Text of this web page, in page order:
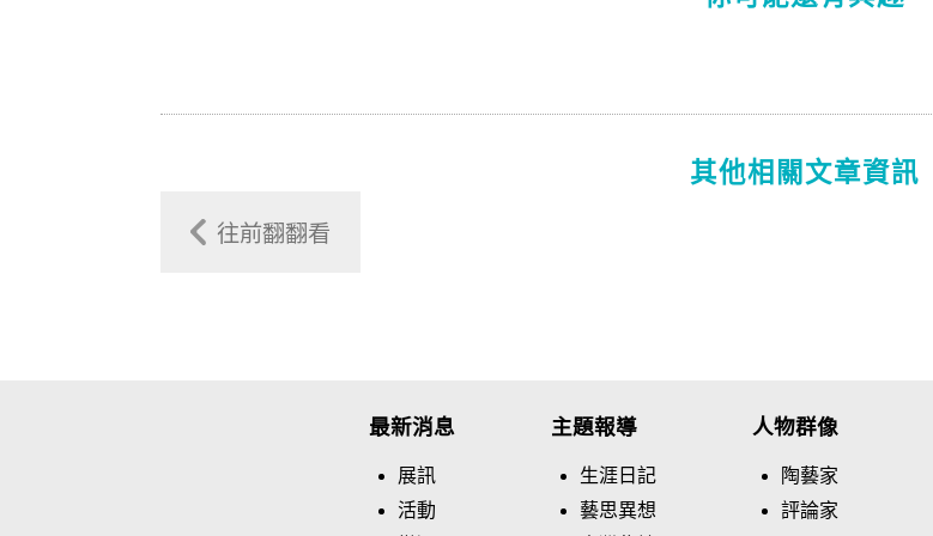
往前翻翻看
其他相關文章資訊
最新消息
展訊
活動
主題報導
生涯日記
藝思異想
人物群像
陶藝家
評論家